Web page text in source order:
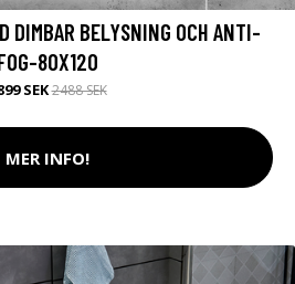
DIMBAR BELYSNING OCH ANTI-
80X120
SEK2488 SEK
MER INFO!